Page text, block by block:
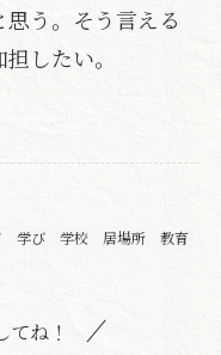
う。そう言える
したい。
学び 学校 居場所
教育
ね！